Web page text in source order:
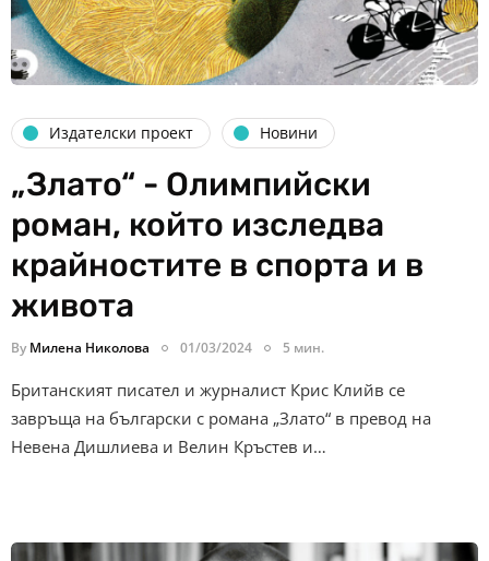
Издателски проект Новини
„Злато“ - Олимпийски
роман, който изследва
крайностите в спорта и в
живота
By Милена Николова 01/03/2024 5 мин.
Британският писател и журналист Крис Клийв се
завръща на български с романа „Злато“ в превод на
Невена Дишлиева и Велин Кръстев и…